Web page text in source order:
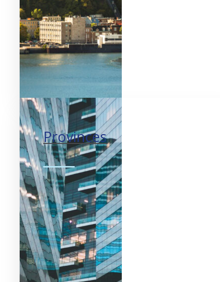
Provinces
Croissance garantie.